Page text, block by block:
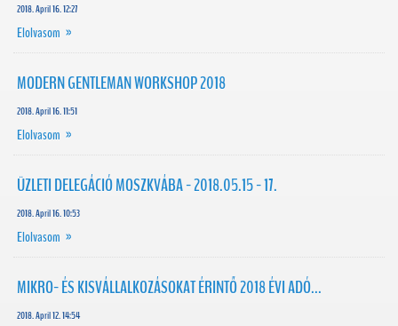
2018. April 16. 12:27
Elolvasom »
MODERN GENTLEMAN WORKSHOP 2018
2018. April 16. 11:51
Elolvasom »
ÜZLETI DELEGÁCIÓ MOSZKVÁBA - 2018.05.15 - 17.
2018. April 16. 10:53
Elolvasom »
MIKRO- ÉS KISVÁLLALKOZÁSOKAT ÉRINTŐ 2018 ÉVI ADÓ...
2018. April 12. 14:54